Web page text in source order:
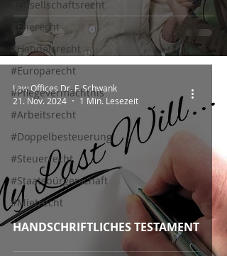
#Gesellschaftsrecht
#Eherecht
#Handelsrecht
#Europarecht
#Pflegevermächtnis
#Arbeitsrecht
#Doppelbesteuerung
#Steuerrecht
#Staatsbürgerschaft
#Mietrecht
HANDSCHRIFTLICHES TESTAMENT
Law Offices Dr. F. Schwank
21. Nov. 2024
1 Min. Lesezeit